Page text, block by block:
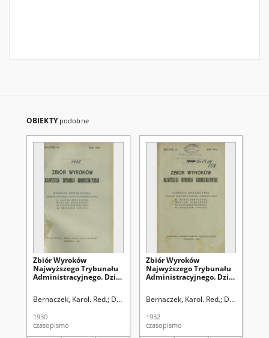
OBIEKTY podobne
Zbiór Wyroków
Najwyższego Trybunału
Administracyjnego. Dział
Bernaczek, Karol. Red. Dubieński, Aleksander. Red. Borkowski,
1930
czasopismo
Zbiór Wyroków
Najwyższego Trybunału
Administracyjnego. Dział
Bernaczek, Karol. Red. Dubieński,
1932
czasopismo